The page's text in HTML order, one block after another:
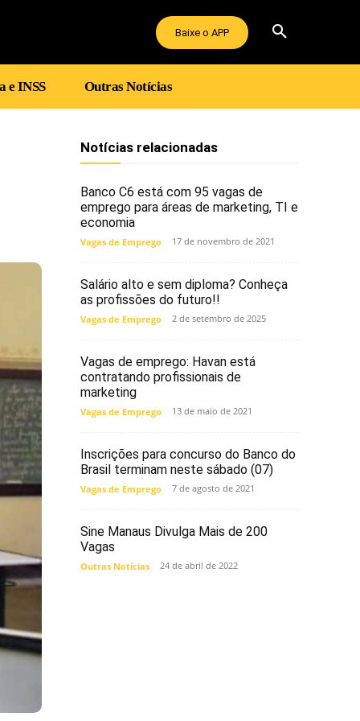
Baixe o APP
e INSS Outras Notícias
Notícias relacionadas
Banco C6 está com 95 vagas de
emprego para áreas de marketing, TI e
economia
Vagas de Emprego 17 de novembro de 2021
Salário alto e sem diploma? Conheça
as profissões do futuro!!
Vagas de Emprego 2 de setembro de 2025
Vagas de emprego: Havan está
contratando profissionais de
marketing
Vagas de Emprego 13 de maio de 2021
Inscrições para concurso do Banco do
Brasil terminam neste sábado (07)
Vagas de Emprego 7 de agosto de 2021
Sine Manaus Divulga Mais de 200
Vagas
Outras Notícias 24 de abril de 2022